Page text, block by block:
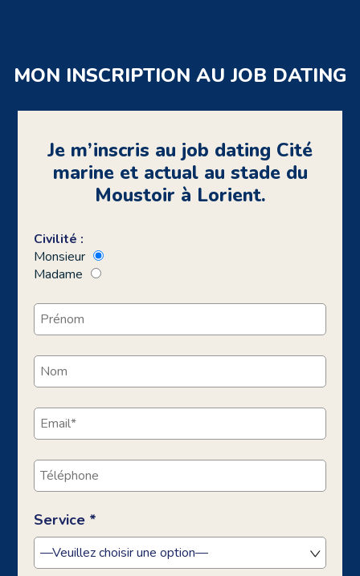
MON INSCRIPTION AU JOB DATING
Je m’inscris au job dating Cité
marine et actual au stade du
Moustoir à Lorient.
Civilité :
Monsieur
Madame
Service *